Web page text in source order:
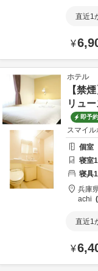
直近1
¥
ホテル
【禁
リュ
即予約
スマイ
個室
寝室1
寝具1
兵庫
achi
直近1
¥